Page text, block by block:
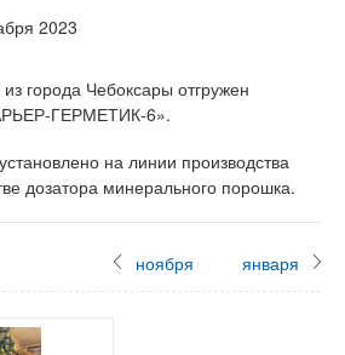
2023
города Чебоксары отгружен
ГЕРМЕТИК-6».
на линии производства
дозатора минерального порошка.
ноября января